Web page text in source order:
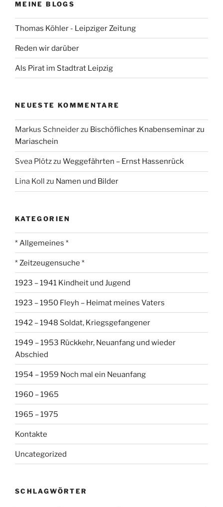
MEINE BLOGS
Thomas Köhler - Leipziger Zeitung
Reden wir darüber
Als Pirat im Stadtrat Leipzig
NEUESTE KOMMENTARE
Markus Schneiderzu Bischöfliches Knabenseminar zu
Mariaschein
Svea Plötzzu Weggefährten – Ernst Hassenrück
Lina Koll zu Namen und Bilder
KATEGORIEN
* Allgemeines *
* Zeitzeugensuche *
1923 – 1941 Kindheit und Jugend
1923 – 1950 Fleyh – Heimat meines Vaters
1942 – 1948 Soldat, Kriegsgefangener
1949 – 1953 Rückkehr, Neuanfang und wieder
Abschied
1954 – 1959 Noch mal ein Neuanfang
1960 – 1965
1965 – 1975
Kontakte
Uncategorized
SCHLAGWÖRTER